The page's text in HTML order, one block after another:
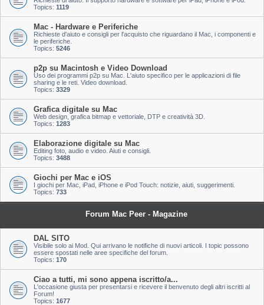
Topics: 1119
Mac - Hardware e Periferiche
Richieste d'aiuto e consigli per l'acquisto che riguardano il Mac, i componenti e
le periferiche.
Topics: 5246
p2p su Macintosh e Video Download
Uso dei programmi p2p su Mac. L'aiuto specifico per le applicazioni di file
sharing e le reti. Video download.
Topics: 3329
Grafica digitale su Mac
Web design, grafica bitmap e vettoriale, DTP e creatività 3D.
Topics: 1283
Elaborazione digitale su Mac
Editing foto, audio e video. Aiuti e consigli.
Topics: 3488
Giochi per Mac e iOS
I giochi per Mac, iPad, iPhone e iPod Touch: notizie, aiuti, suggerimenti.
Topics: 733
Forum Mac Peer - Magazine
DAL SITO
Visibile solo ai Mod. Qui arrivano le notifiche di nuovi articoli. I topic possono
essere spostati nelle aree specifiche del forum.
Topics: 170
Ciao a tutti, mi sono appena iscritto/a...
L'occasione giusta per presentarsi e ricevere il benvenuto degli altri iscritti al
Forum!
Topics: 1677